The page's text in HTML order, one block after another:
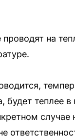
на
будет теплее
случае